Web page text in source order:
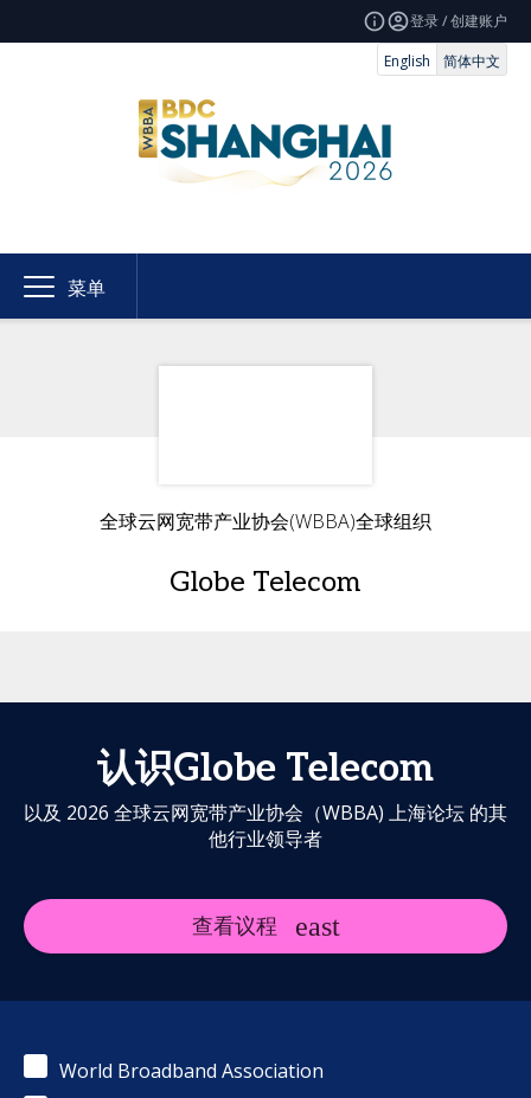
登录 / 创建账户
English
简体中文
菜单
全球云网宽带产业协会(WBBA)全球组织
Globe Telecom
认识Globe Telecom
以及 2026 全球云网宽带产业协会（WBBA) 上海论坛 的其
他行业领导者
查看议程
World Broadband Association